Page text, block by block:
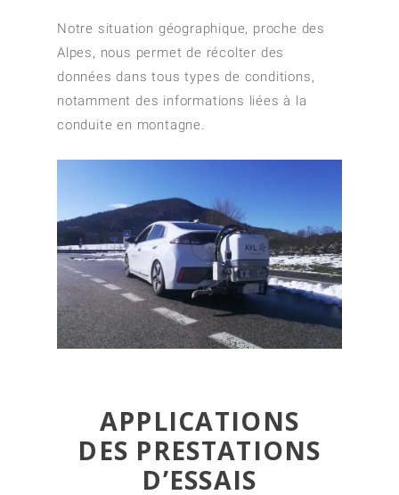
Notre situation géographique, proche des
Alpes, nous permet de récolter des
données dans tous types de conditions,
notamment des informations liées à la
conduite en montagne.
APPLICATIONS
DES PRESTATIONS
D’ESSAIS